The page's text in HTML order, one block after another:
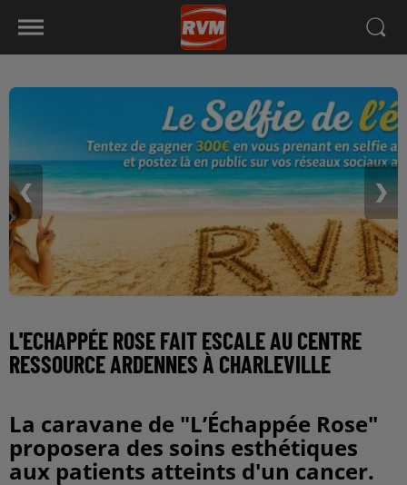
❮ ❯
L'ECHAPPÉE ROSE FAIT ESCALE AU CENTRE
RESSOURCE ARDENNES À CHARLEVILLE
La caravane de "L’Échappée Rose"
proposera des soins esthétiques
aux patients atteints d'un cancer.